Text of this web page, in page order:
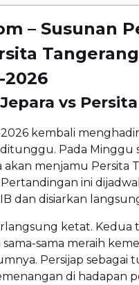
– Susunan
2026
vs
kembali
Pada Minggu
akan menjamu Persita
Pertandingan ini
dan disiarkan
ketat. Kedua
sama meraih
Persijap sebagai
di hadapan